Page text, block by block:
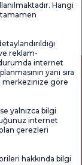
Hangi
reklam-
internet
yanı sıra
merkezinize göre
yalnızca bilgi
internet
çerezleri
hakkında bilgi